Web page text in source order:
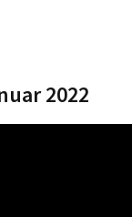
2022